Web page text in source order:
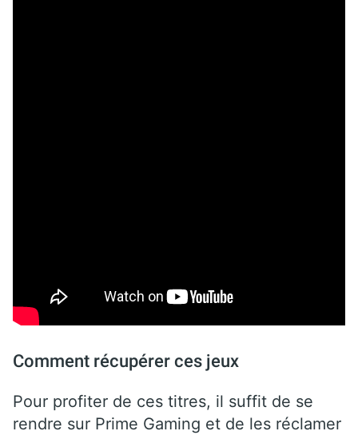
Comment récupérer ces jeux
Pour profiter de ces titres, il suffit de se
rendre sur Prime Gaming et de les réclamer